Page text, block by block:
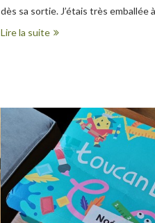
dès sa sortie. J’étais très emballée
Lire la suite